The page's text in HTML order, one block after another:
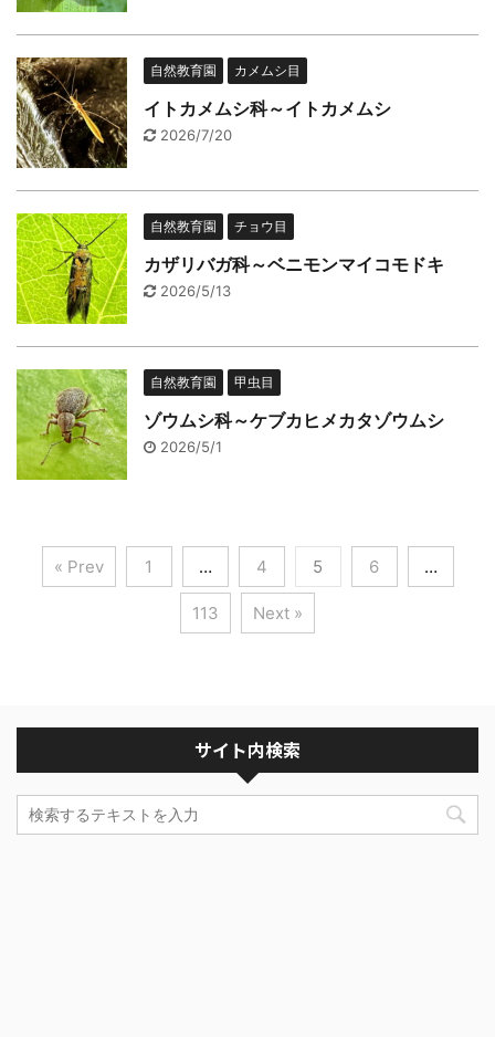
自然教育園 カメムシ目
イトカメムシ科～イトカメムシ
2026/7/20
自然教育園 チョウ目
カザリバガ科～ベニモンマイコモドキ
2026/5/13
自然教育園 甲虫目
ゾウムシ科～ケブカヒメカタゾウムシ
2026/5/1
« Prev 1 … 4 5 6 …
113 Next »
サイト内検索